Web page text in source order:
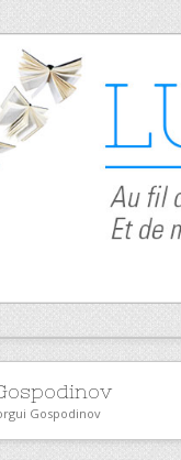
Gospodinov